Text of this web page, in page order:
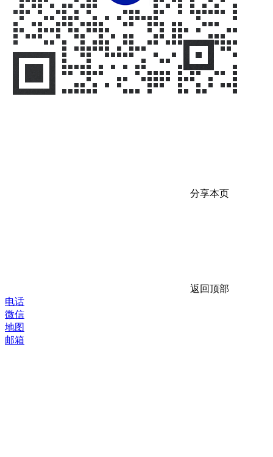
分享本页
返回顶部
电话
微信
地图
邮箱